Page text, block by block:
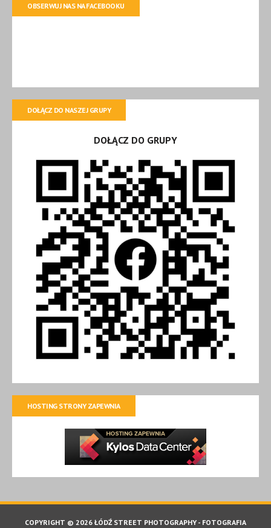
OBSERWUJ NAS NA FACEBOOKU
DOŁĄCZ DO NASZEJ GRUPY
DOŁĄCZ DO GRUPY
HOSTING STRONY ZAPEWNIA
COPYRIGHT © 2026 ŁÓDŹ STREET PHOTOGRAPHY - FOTOGRAFIA